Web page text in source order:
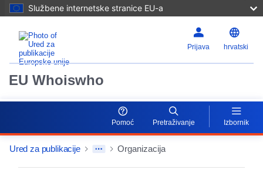
Službene internetske stranice EU-a
Prijava hrvatski
EU Whoiswho
Pomoć Pretraživanje Izbornik
Ured za publikacije Organizacija